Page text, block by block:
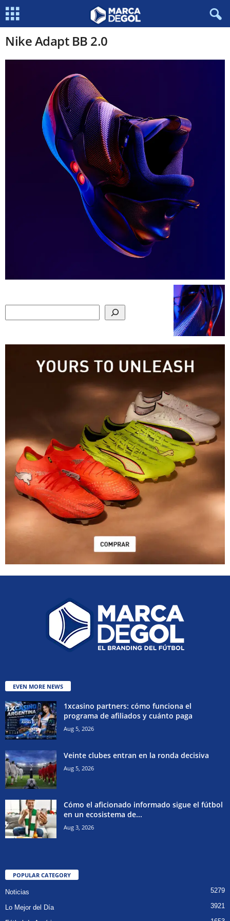
Nike Adapt BB 2.0
EVEN MORE NEWS
1xcasino partners: cómo funciona el
programa de afiliados y cuánto paga
Aug 5, 2026
Veinte clubes entran en la ronda decisiva
Aug 5, 2026
Cómo el aficionado informado sigue el fútbol
en un ecosistema de...
Aug 3, 2026
POPULAR CATEGORY
Noticias 5279
Lo Mejor del Día 3921